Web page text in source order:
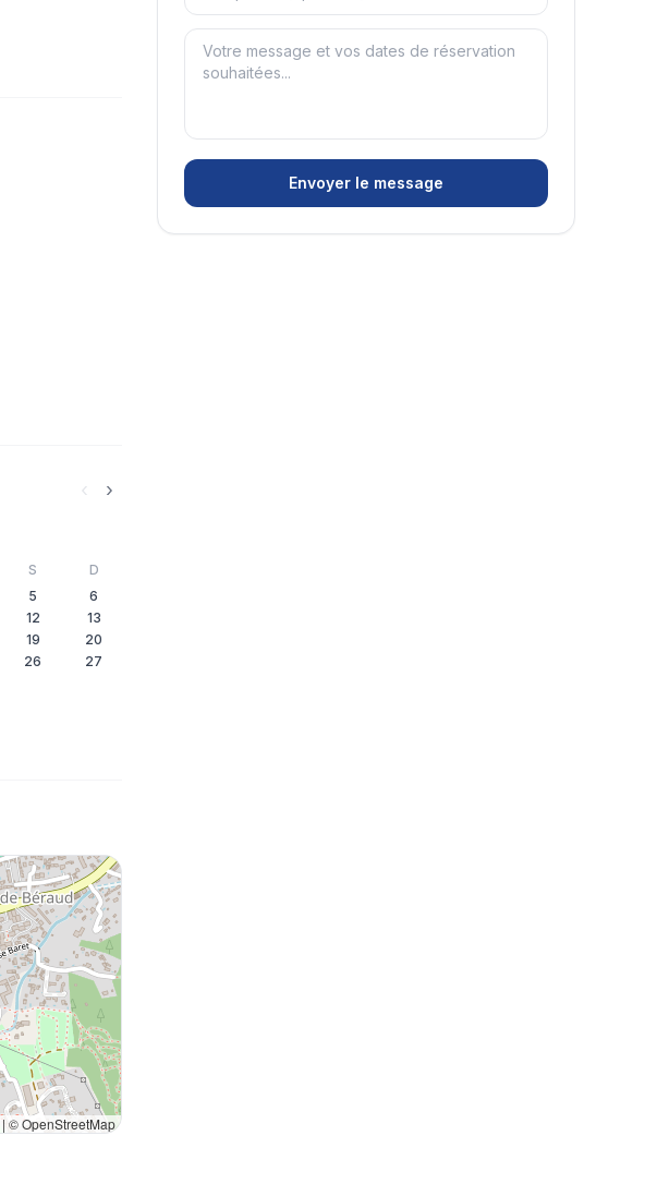
‹ ›
S
D
5
6
12
13
19
20
26
27
| © OpenStreetMap
Envoyer le message